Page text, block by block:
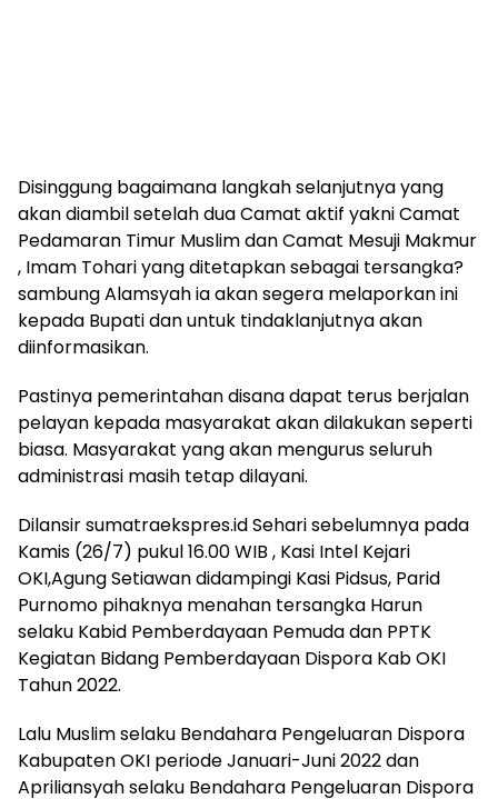
Disinggung bagaimana langkah selanjutnya yang
akan diambil setelah dua Camat aktif yakni Camat
Pedamaran Timur Muslim dan Camat Mesuji Makmur
, Imam Tohari yang ditetapkan sebagai tersangka?
sambung Alamsyah ia akan segera melaporkan ini
kepada Bupati dan untuk tindaklanjutnya akan
diinformasikan.
Pastinya pemerintahan disana dapat terus berjalan
pelayan kepada masyarakat akan dilakukan seperti
biasa. Masyarakat yang akan mengurus seluruh
administrasi masih tetap dilayani.
Dilansir sumatraekspres.id Sehari sebelumnya pada
Kamis (26/7) pukul 16.00 WIB , Kasi Intel Kejari
OKI,Agung Setiawan didampingi Kasi Pidsus, Parid
Purnomo pihaknya menahan tersangka Harun
selaku Kabid Pemberdayaan Pemuda dan PPTK
Kegiatan Bidang Pemberdayaan Dispora Kab OKI
Tahun 2022.
Lalu Muslim selaku Bendahara Pengeluaran Dispora
Kabupaten OKI periode Januari-Juni 2022 dan
Apriliansyah selaku Bendahara Pengeluaran Dispora